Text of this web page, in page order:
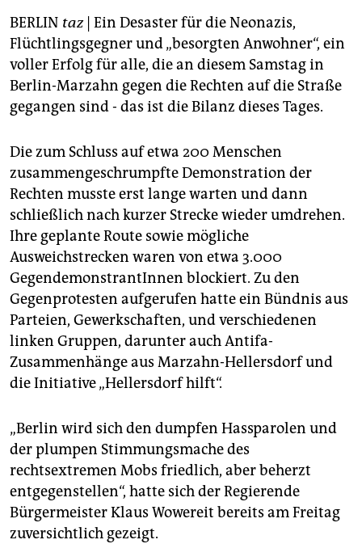
unterstützen
abo
genossenschaft
BERLIN taz| Ein Desaster für die Neonazis,
Flüchtlingsgegner und „besorgten Anwohner“, ein
voller Erfolg für alle, die an diesem Samstag in
Berlin-Marzahn gegen die Rechten auf die Straße
gegangen sind - das ist die Bilanz dieses Tages.
Die zum Schluss auf etwa 200 Menschen
zusammengeschrumpfte Demonstration der
Rechten musste erst lange warten und dann
schließlich nach kurzer Strecke wieder umdrehen.
Ihre geplante Route sowie mögliche
Ausweichstrecken waren von etwa 3.000
GegendemonstrantInnen blockiert. Zu den
Gegenprotesten aufgerufen hatte ein Bündnis aus
Parteien, Gewerkschaften, und verschiedenen
linken Gruppen, darunter auch Antifa-
Zusammenhänge aus Marzahn-Hellersdorf und
die Initiative „Hellersdorf hilft“.
„Berlin wird sich den dumpfen Hassparolen und
der plumpen Stimmungsmache des
rechtsextremen Mobs friedlich, aber beherzt
entgegenstellen“, hatte sich der Regierende
Bürgermeister Klaus Wowereit bereits am Freitag
zuversichtlich gezeigt.